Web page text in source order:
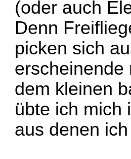
(oder auch
Denn
picken sich
erscheinende
dem kleinen
übte ich mich
aus denen